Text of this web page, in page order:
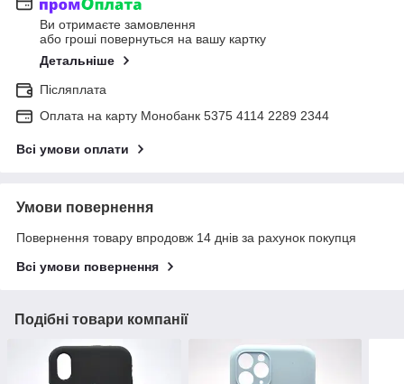
Ви отримаєте замовлення
або гроші повернуться на вашу картку
Детальніше
Післяплата
Оплата на карту Монобанк 5375 4114 2289 2344
Всі умови оплати
Умови повернення
Повернення товару впродовж 14 днів за рахунок покупця
Всі умови повернення
Подібні товари компанії